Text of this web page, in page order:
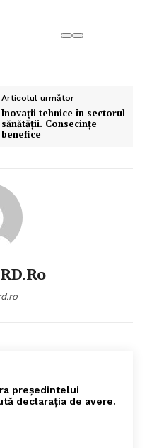
Articolul următor
Inovații tehnice în sectorul
sănătății. Consecințe
benefice
președintelui
declarația de avere.